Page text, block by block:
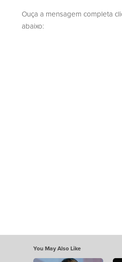
Ouça a mensagem completa
abaixo:
You May Also Like